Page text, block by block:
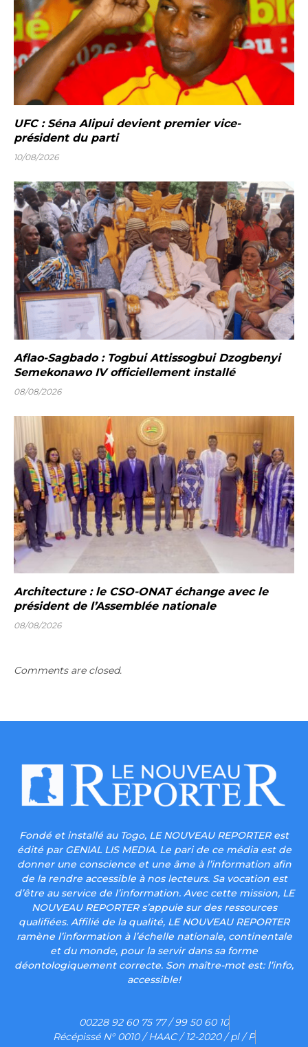
UFC : Séna Alipui devient premier vice-
président du parti
10/08/2026
Aflao-Sagbado : Togbui Attissogbui Dzogbenyi
Semekonawo IV officiellement installé
08/08/2026
Architecture : le CSO-ONAT échange avec le
président de l’Assemblée nationale
08/08/2026
Comments are closed.
Fondé et installé au Togo, LE NOUVEAU REPORTER est
édité par GENIAL LIS MEDIA. Le pari de ce média est de
donner une conscience et une âme à l’information afin
de la rendre accessible à nos lecteurs. Sa vocation est
d’être au service de l’information. Avec cette mission, LE
NOUVEAU REPORTER s’appuie sur des ressources
qualifiées. Affilié de la qualité, LE NOUVEAU REPORTER
ramène l’information à l’échelle nationale, continentale
et du monde, pour la servir dans sa forme
déontologiquement correcte. Son maître-mot est: l’info,
accessible!
00228 92 60 75 77 / 99 50 60 10
Récépissé N° 0010 / HAAC / 12-2020 / pl / P